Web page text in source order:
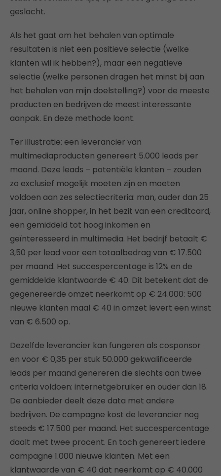
geslacht.
Als het gaat om het behalen van optimale
resultaten is niet een positieve selectie (welke
klanten wil ik hebben?), maar een negatieve
selectie (welke personen dragen het minst bij aan
het behalen van mijn doelstelling?) voor de meeste
producten en bedrijven de meest interessante
aanpak. En deze methode loont.
Ter illustratie: een leverancier van
multimediaproducten genereert 5.000 leads per
maand. Deze leads – potentiële klanten – zouden
zo exclusief mogelijk moeten zijn en moeten
voldoen aan zes selectiecriteria: man, ouder dan 25
jaar, online shopper, in het bezit van een creditcard,
een gemiddeld tot hoog inkomen en
geïnteresseerd in multimedia. Het bedrijf betaalt €
3,50 per lead voor een totaalbedrag van € 17.500
per maand. Het succespercentage is 12% en de
gemiddelde klantwaarde € 40. Dit betekent dat de
gegenereerde omzet neerkomt op € 24.000: 500
nieuwe klanten maal € 40 in omzet levert een winst
van € 6.500 op.
Dezelfde leverancier kan fungeren als cosponsor
en voor € 0,35 per stuk 50.000 gekwalificeerde
leads per maand genereren die slechts aan twee
criteria voldoen: internetgebruiker en ouder dan 18.
De aanbieder deelt deze data met andere
bedrijven. De campagne kost de leverancier nog
steeds € 17.500 per maand. Het succespercentage
daalt met twee procent. En toch genereert iedere
campagne 1.000 nieuwe klanten. Met een
klantwaarde van € 40 dat neerkomt op € 40.000